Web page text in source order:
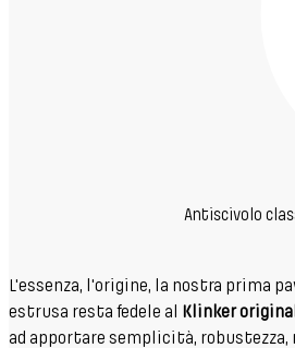
Antiscivolo
L'essenza, l'origine, la nostra prima
estrusa resta fedele al Klinker
ad apportare semplicità,